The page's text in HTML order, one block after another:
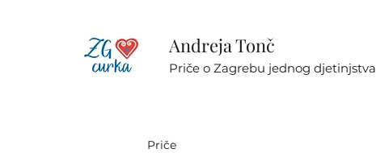
Andreja Tonč
Priče o Zagrebu jednog djetinjstva
Priče